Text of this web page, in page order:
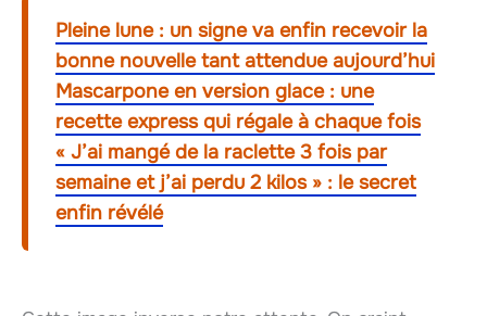
Pleine lune : un signe va enfin recevoir la
bonne nouvelle tant attendue aujourd’hui
Mascarpone en version glace : une
recette express qui régale à chaque fois
« J’ai mangé de la raclette 3 fois par
semaine et j’ai perdu 2 kilos » : le secret
enfin révélé